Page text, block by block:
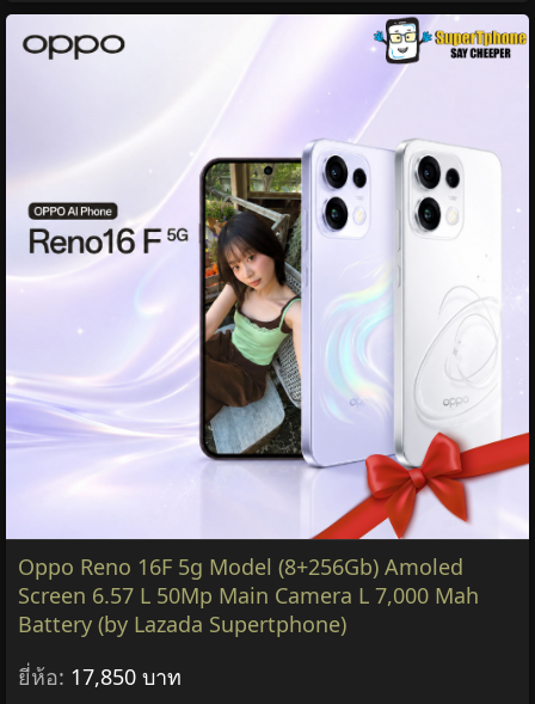
Oppo Reno 16F 5g Model (8+256Gb) Amoled
Screen 6.57 L 50Mp Main Camera L 7,000 Mah
Battery (by Lazada Supertphone)
ยี่ห้อ: 17,850 บาท